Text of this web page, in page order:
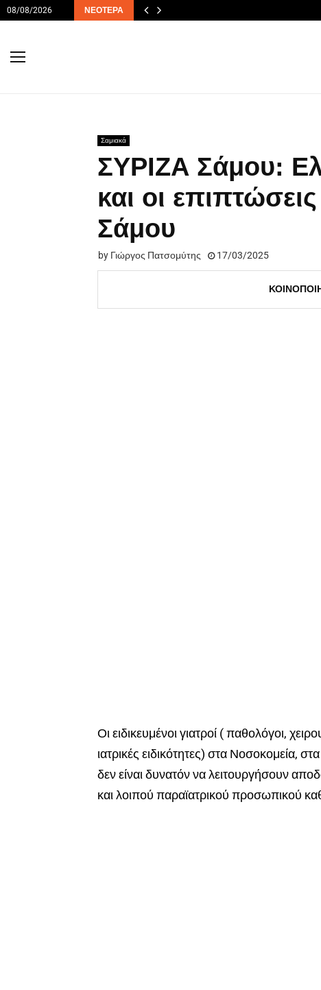
08/08/2026 ΝΕΌΤΕΡΑ
Σαμιακά
ΣΥΡΙΖΑ Σάμου:
και οι
Σάμου
by Γιώργος Πατσομύτης 17/03/2025
Οι ειδικευμένοι γιατροί ( παθολόγοι,
ιατρικές ειδικότητες) στα Νοσοκομεία,
δεν είναι δυνατόν να λειτουργήσουν
και λοιπού παραϊατρικού προσωπικού